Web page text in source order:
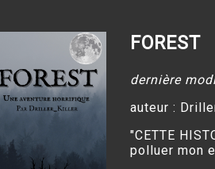
FOREST
dernière
auteur :
"CETTE
polluer mon